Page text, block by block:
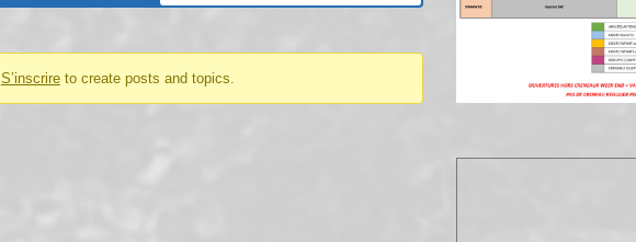
S’inscrireto create posts and topics.